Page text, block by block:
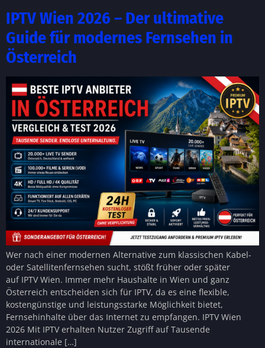
IPTV Wien 2026 – Der ultimative
Guide für modernes Fernsehen in
Österreich
Wer nach einer modernen Alternative zum klassischen Kabel-
oder Satellitenfernsehen sucht, stößt früher oder später
auf IPTV Wien. Immer mehr Haushalte in Wien und ganz
Österreich entscheiden sich für IPTV, da es eine flexible,
kostengünstige und leistungsstarke Möglichkeit bietet,
Fernsehinhalte über das Internet zu empfangen. IPTV Wien
2026 Mit IPTV erhalten Nutzer Zugriff auf Tausende
internationale […]